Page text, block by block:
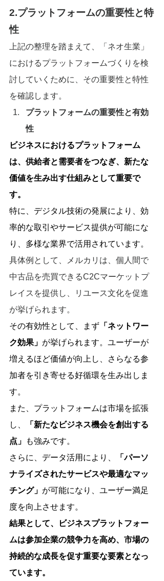
2.プラットフォームの重要性と特
性
上記の整理を踏まえて、「ネオ生業」
におけるプラットフォームづくりを検
討していくために、その重要性と特性
を確認します。
プラットフォームの重要性と有効
性
ビジネスにおけるプラットフォーム
は、供給者と需要者をつなぎ、新たな
価値を生み出す仕組みとして重要で
す。
特に、デジタル技術の発展により、効
率的な取引やサービス提供が可能にな
り、多様な業界で活用されています。
具体例として、メルカリは、個人間で
中古品を売買できるC2Cマーケットプ
レイスを提供し、リユース文化を促進
が挙げられます。
その有効性として、まず 「ネットワー
ク効果」 が挙げられます。ユーザーが
増えるほど価値が向上し、さらなる参
加者を引き寄せる好循環を生み出しま
す。
また、プラットフォームは市場を拡張
し、
「新たなビジネス機会を創出する
点」
も強みです。
さらに、データ活用により、
「パーソ
ナライズされたサービスや最適なマッ
チング」 が可能になり、ユーザー満足
度を向上させます。
結果として、ビジネスプラットフォー
ムは参加企業の競争力を高め、市場の
持続的な成長を促す重要な要素となっ
ています。